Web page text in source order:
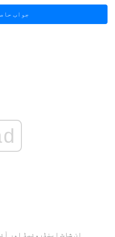
جواب
ان شاٹ اینڈروئیڈ اور